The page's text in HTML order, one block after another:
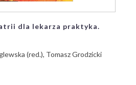
dla lekarza praktyka.
(red.), Tomasz Grodzicki